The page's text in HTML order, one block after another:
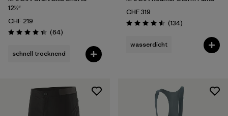
12½"
CHF 219
Bewertung: 4.3 / 5
(64Rezensionen
)
schnell trocknend
CHF 319
Bewertung: 4.5 / 5
(134Rezensionen
)
wasserdicht